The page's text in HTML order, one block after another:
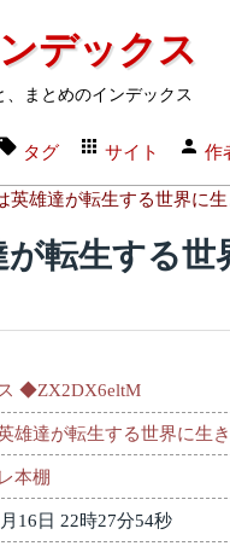
デックス
まとめのインデックス
タグ サイト 作
英雄達が転生する世界に
転生する世
◆ZX2DX6eltM
雄達が転生する世界に生
本棚
16日 22時27分54秒